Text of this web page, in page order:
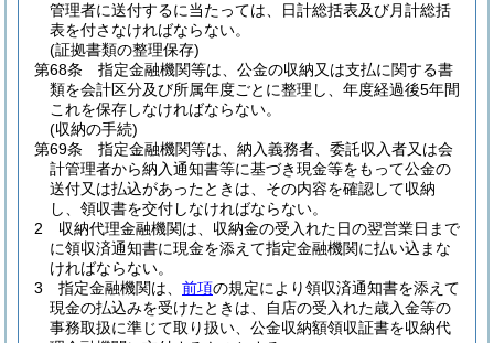
管理者に送付するに当たっては、日計総括表及び月計総括
表を付さなければならない。
(証拠書類の整理保存)
第68条
指定金融機関等は、公金の収納又は支払に関する書
類を会計区分及び所属年度ごとに整理し、年度経過後5年間
これを保存しなければならない。
(収納の手続)
第69条
指定金融機関等は、納入義務者、委託収入者又は会
計管理者から納入通知書等に基づき現金等をもって公金の
送付又は払込があったときは、その内容を確認して収納
し、領収書を交付しなければならない。
2
収納代理金融機関は、収納金の受入れた日の翌営業日まで
に領収済通知書に現金を添えて指定金融機関に払い込まな
ければならない。
3
指定金融機関は、 前項の規定により領収済通知書を添えて
現金の払込みを受けたときは、自店の受入れた歳入金等の
事務取扱に準じて取り扱い、公金収納額領収証書を収納代